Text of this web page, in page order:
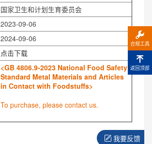
国家卫生和计划生育委员会
2023-09-06
2024-09-06
点击下载
<GB 4806.9-2023 National Food Safety
Standard Metal Materials and Articles
in Contact with Foodstuffs>
To purchase, please contact us.
我要反馈
合规工具
返回顶部